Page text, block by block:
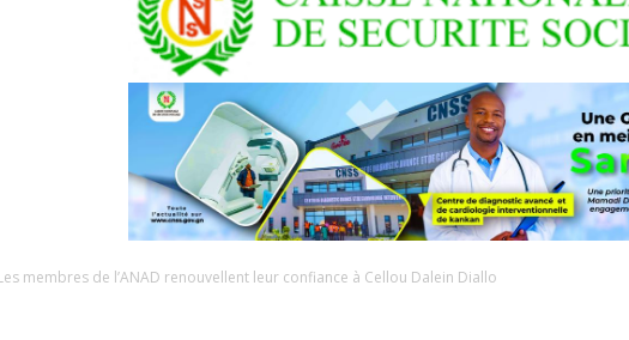
membres de l’ANAD renouvellent leur confiance à Cellou Dalein Diallo